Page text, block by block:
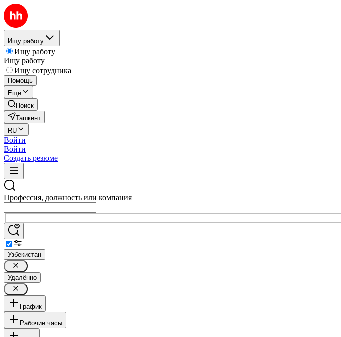
Ищу работу
Ищу работу
Ищу работу
Ищу сотрудника
Помощь
Ещё
Поиск
Ташкент
RU
Войти
Войти
Создать резюме
Профессия, должность или компания
Узбекистан
Удалённо
График
Рабочие часы